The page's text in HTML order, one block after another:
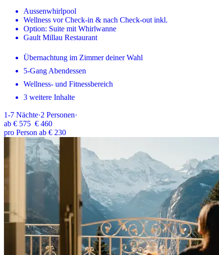
Aussenwhirlpool
Wellness vor Check-in & nach Check-out inkl.
Option: Suite mit Whirlwanne
Gault Millau Restaurant
Übernachtung im Zimmer deiner Wahl
5-Gang Abendessen
Wellness- und Fitnessbereich
3 weitere Inhalte
1-7 Nächte·2 Personen·
ab € 575 € 460
pro Person ab € 230